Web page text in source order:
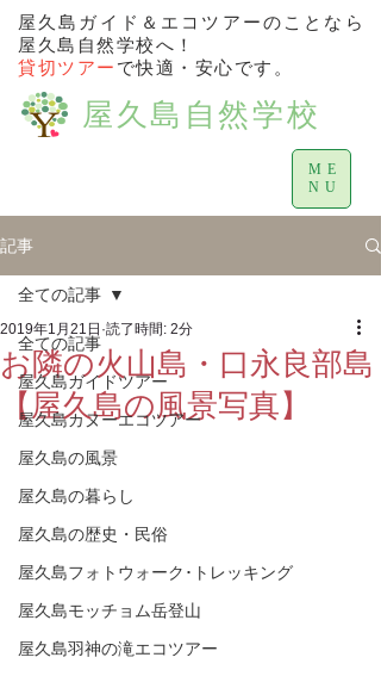
屋久島自然学校
屋久島ガイド＆エコツアーのことなら
屋久島自然学校へ！
貸切ツアー で快適・安心です。
ME
NU
記事
全ての記事
屋久島ガイドツアー
屋久島カヌーエコツアー
屋久島の風景
屋久島の暮らし
屋久島の歴史・民俗
屋久島フォトウォーク･トレッキング
屋久島モッチョム岳登山
屋久島羽神の滝エコツアー
全ての記事
お隣の火山島・口永良部島
【屋久島の風景写真】
2019年1月21日 読了時間: 2分